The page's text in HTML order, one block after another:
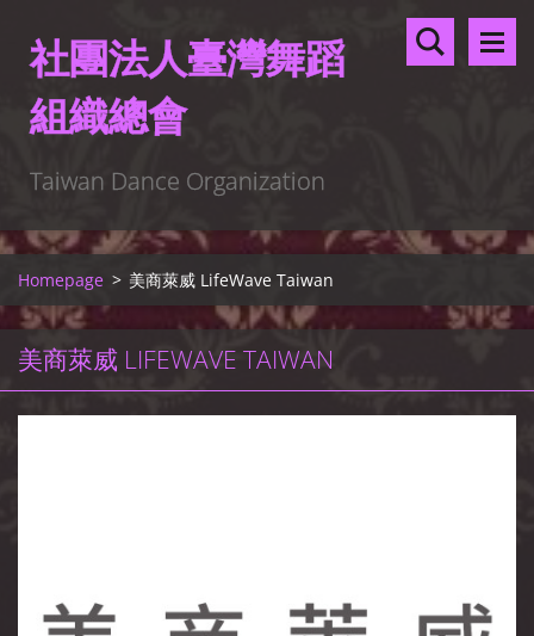
社團法人臺灣舞蹈
組織總會
Taiwan Dance Organization
Homepage > 美商萊威 LifeWave Taiwan
美商萊威 LIFEWAVE TAIWAN